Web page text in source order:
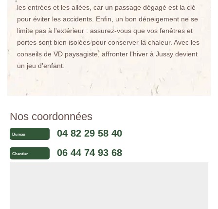
les entrées et les allées, car un passage dégagé est la clé
pour éviter les accidents. Enfin, un bon déneigement ne se
limite pas à l'extérieur : assurez-vous que vos fenêtres et
portes sont bien isolées pour conserver la chaleur. Avec les
conseils de VD paysagiste, affronter l'hiver à Jussy devient
un jeu d'enfant.
Nos coordonnées
Bureau 04 82 29 58 40
Chantier 06 44 74 93 68